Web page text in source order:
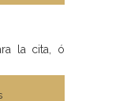
la cita, ó